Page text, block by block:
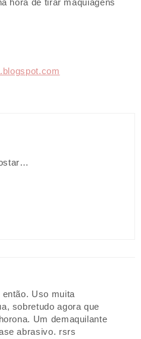
hora de tirar maquiagens
Uso muita
sobretudo agora que
Um demaquilante
abrasivo. rsrs